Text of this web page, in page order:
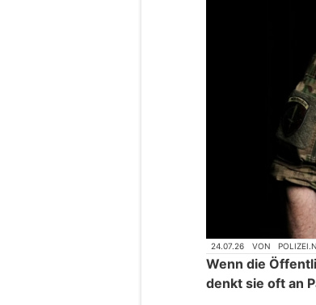
24.07.26 VON
Wenn die
denkt sie oft an